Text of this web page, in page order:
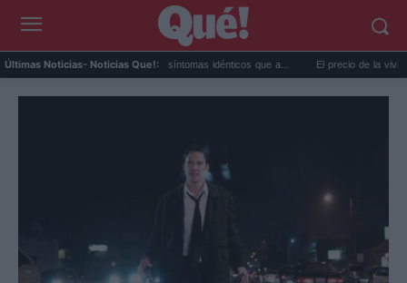
Últimas Noticias- Noticias Que!:
extremo y ansiedad: síntomas idénticos que a... El precio de la vivienda en